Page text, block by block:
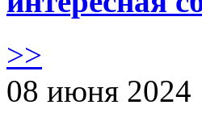
>>
08 июня 2024